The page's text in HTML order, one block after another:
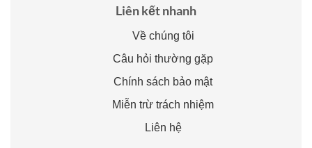
Liên kết nhanh
Về chúng tôi
Câu hỏi thường gặp
Chính sách bảo mật
Miễn trừ trách nhiệm
Liên hệ